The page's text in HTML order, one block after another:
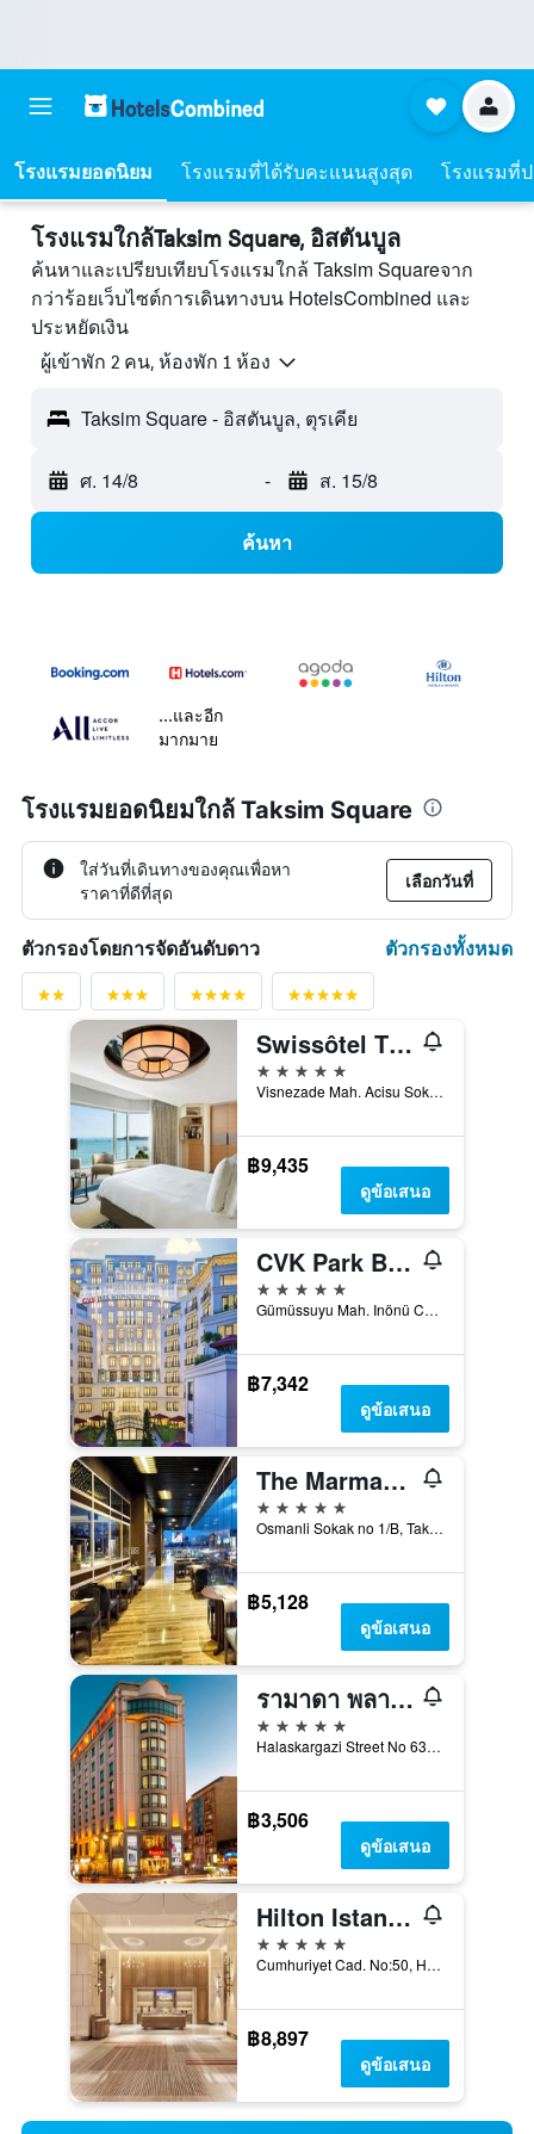
โรงแรมยอดนิยม โรงแรมที่ได้รับคะแนนสูงสุด โรงแรมที่
โรงแรมใกล้Taksim Square, อิสตันบูล
ค้นหาและเปรียบเทียบโรงแรมใกล้ Taksim Squareจาก
กว่าร้อยเว็บไซต์การเดินทางบน HotelsCombined และ
ประหยัดเงิน
ผู้เข้าพัก 2 คน, ห้องพัก 1 ห้อง
Taksim Square - อิสตันบูล, ตุรเคีย
ศ. 14/8 - ส. 15/8
ค้นหา
...และอีก
มากมาย
โรงแรมยอดนิยมใกล้ Taksim Square
ใส่วันที่เดินทางของคุณเพื่อหา
ราคาที่ดีที่สุด
เลือกวันที่
ตัวกรองโดยการจัดอันดับดาว ตัวกรองทั้งหมด
Swissôtel The Bosphorus - Istanbul
5 ดาว
Visnezade Mah. Acisu Sok. NO. 19, อิสตันบูล, ตุรเคีย
฿9,435
ดูข้อเสนอ
CVK Park Bosphorus Hotel Istanbul
5 ดาว
Gümüssuyu Mah. Inönü Cad. No:8, อิสตันบูล, ตุรเคีย
฿7,342
ดูข้อเสนอ
The Marmara Taksim
5 ดาว
Osmanli Sokak no 1/B, Taksim Square, อิสตันบูล, ตุรเคีย
฿5,128
ดูข้อเสนอ
รามาดา พลาซ่า บาย วินดแฮม อิสตันบูล ซิตี้ เซ็นเตอร์ แอดัลทส์ โอนลี
5 ดาว
Halaskargazi Street No 63, อิสตันบูล, ตุรเคีย
฿3,506
ดูข้อเสนอ
Hilton Istanbul Bosphorus
5 ดาว
Cumhuriyet Cad. No:50, Harbiye, อิสตันบูล, ตุรเคีย
฿8,897
ดูข้อเสนอ